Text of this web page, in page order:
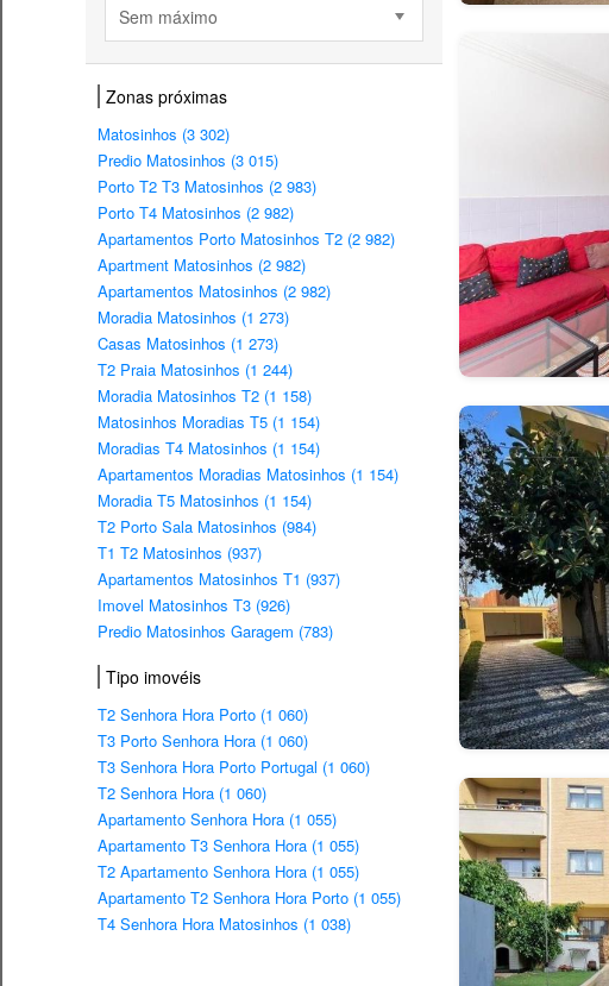
Sem máximo
Zonas próximas
Matosinhos (3 302)
Predio Matosinhos (3 015)
Porto T2 T3 Matosinhos (2 983)
Porto T4 Matosinhos (2 982)
Apartamentos Porto Matosinhos T2 (2 982)
Apartment Matosinhos (2 982)
Apartamentos Matosinhos (2 982)
Moradia Matosinhos (1 273)
Casas Matosinhos (1 273)
T2 Praia Matosinhos (1 244)
Moradia Matosinhos T2 (1 158)
Matosinhos Moradias T5 (1 154)
Moradias T4 Matosinhos (1 154)
Apartamentos Moradias Matosinhos (1 154)
Moradia T5 Matosinhos (1 154)
T2 Porto Sala Matosinhos (984)
T1 T2 Matosinhos (937)
Apartamentos Matosinhos T1 (937)
Imovel Matosinhos T3 (926)
Predio Matosinhos Garagem (783)
Tipo imovéis
T2 Senhora Hora Porto (1 060)
T3 Porto Senhora Hora (1 060)
T3 Senhora Hora Porto Portugal (1 060)
T2 Senhora Hora (1 060)
Apartamento Senhora Hora (1 055)
Apartamento T3 Senhora Hora (1 055)
T2 Apartamento Senhora Hora (1 055)
Apartamento T2 Senhora Hora Porto (1 055)
T4 Senhora Hora Matosinhos (1 038)